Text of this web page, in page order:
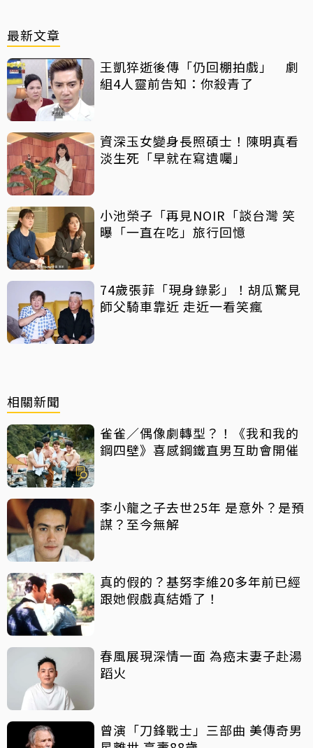
最新文章
王凱猝逝後傳「仍回棚拍戲」 劇
組4人靈前告知：你殺青了
資深玉女變身長照碩士！陳明真看
淡生死「早就在寫遺囑」
小池榮子「再見NOIR「談台灣 笑
曝「一直在吃」旅行回憶
74歲張菲「現身錄影」！胡瓜驚見
師父騎車靠近 走近一看笑瘋
相關新聞
雀雀／偶像劇轉型？！《我和我的
鋼四壁》喜感鋼鐵直男互助會開催
李小龍之子去世25年 是意外？是預
謀？至今無解
真的假的？基努李維20多年前已經
跟她假戲真結婚了！
春風展現深情一面 為癌末妻子赴湯
蹈火
曾演「刀鋒戰士」三部曲 美傳奇男